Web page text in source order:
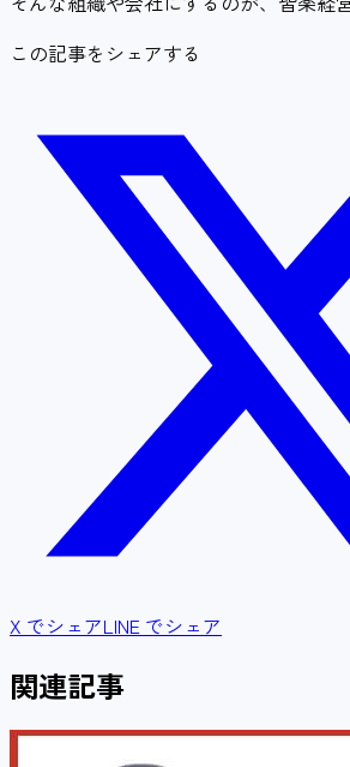
この記事をシェアする
X でシェアLINE でシェア
関連記事